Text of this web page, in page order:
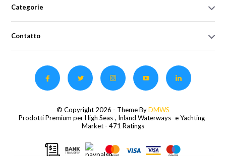
Categorie
Contatto
© Copyright 2026 - Theme ByDMWS
Prodotti Premium per High Seas-, Inland Waterways- e Yachting-
Market - 471 Ratings